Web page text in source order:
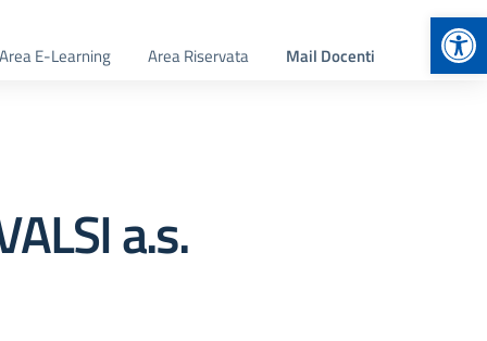
Area E-Learning Area Riservata Mail Docenti
a.s.